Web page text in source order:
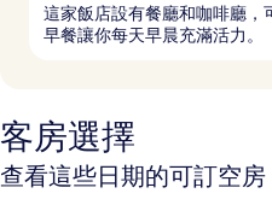
這家飯店設有餐廳和咖啡廳，
早餐讓你每天早晨充滿活力。
客房選擇
查看這些日期的可訂空房